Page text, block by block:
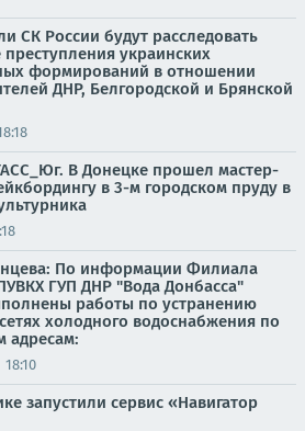
СК России будут расследовать
украинских
формирований в отношении
ДНР, Белгородской и Брянской
В Донецке прошел мастер-
в 3-м городском пруду в
По информации Филиала
ГУП ДНР "Вода Донбасса"
работы по устранению
холодного водоснабжения по
адресам:
18:10
запустили сервис «Навигатор